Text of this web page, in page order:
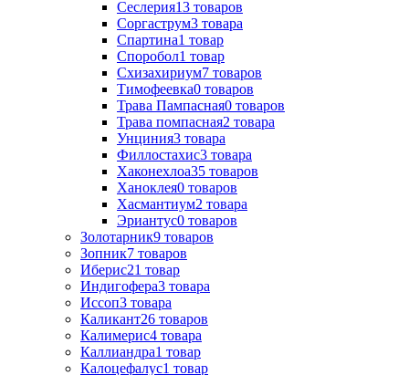
Сеслерия13 товаров
Соргаструм3 товара
Спартина1 товар
Споробол1 товар
Схизахириум7 товаров
Тимофеевка0 товаров
Трава Пампасная0 товаров
Трава помпасная2 товара
Унциния3 товара
Филлостахис3 товара
Хаконехлоа35 товаров
Ханоклея0 товаров
Хасмантиум2 товара
Эриантус0 товаров
Золотарник9 товаров
Зопник7 товаров
Иберис21 товар
Индигофера3 товара
Иссоп3 товара
Каликант26 товаров
Калимерис4 товара
Каллиандра1 товар
Калоцефалус1 товар